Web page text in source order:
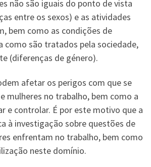
não são iguais do ponto de vista
entre os sexos) e as atividades
bem como as condições de
como são tratados pela sociedade,
(diferenças de género).
afetar os perigos com que se
mulheres no trabalho, bem como a
e controlar. É por este motivo que a
à investigação sobre questões de
enfrentam no trabalho, bem como
neste domínio.